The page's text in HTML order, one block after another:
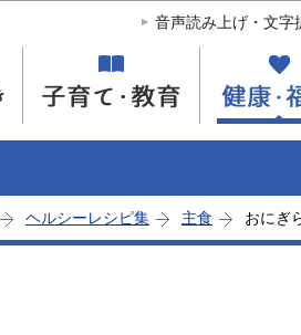
このページの本文へ移動
音声読み上げ・文字
ヘルシーレシピ集 主食 おにぎ